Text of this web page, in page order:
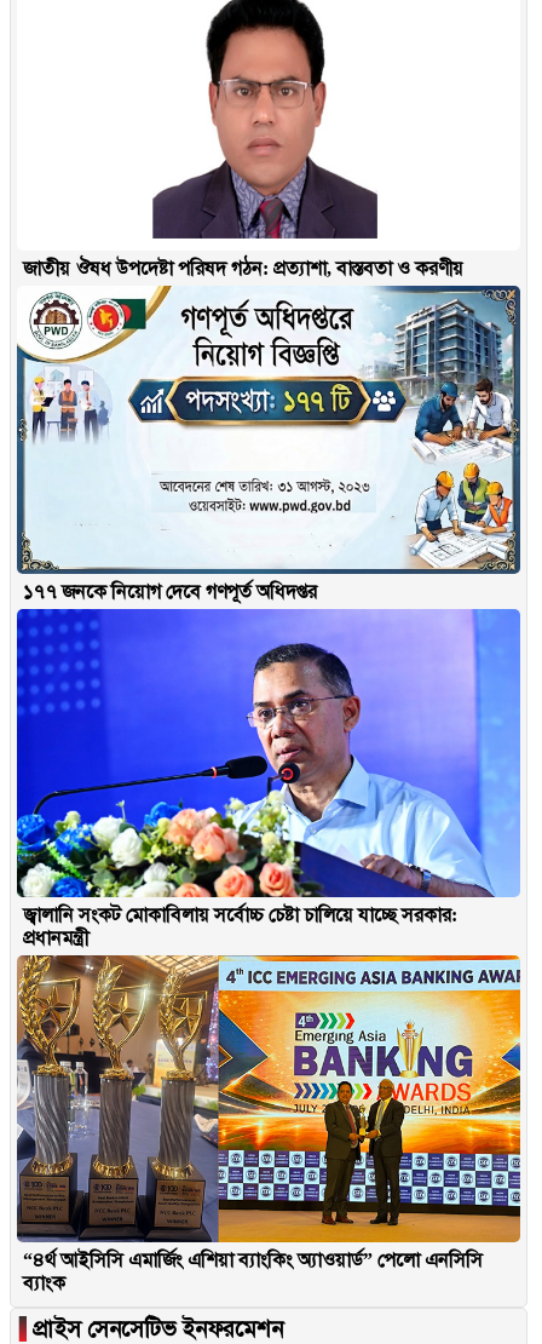
জাতীয় ঔষধ উপদেষ্টা পরিষদ গঠন: প্রত্যাশা, বাস্তবতা ও করণীয়
১৭৭ জনকে নিয়োগ দেবে গণপূর্ত অধিদপ্তর
জ্বালানি সংকট মোকাবিলায় সর্বোচ্চ চেষ্টা চালিয়ে যাচ্ছে সরকার:
প্রধানমন্ত্রী
“৪র্থ আইসিসি এমার্জিং এশিয়া ব্যাংকিং অ্যাওয়ার্ড” পেলো এনসিসি
ব্যাংক
▐ প্রাইস সেনসেটিভ ইনফরমেশন